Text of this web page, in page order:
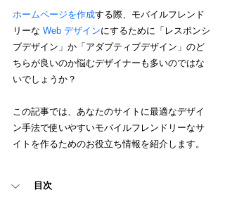
ホームページを作成する際、モバイルフレンド
リーな Web デザインにするために「レスポンシ
ブデザイン」か「アダプティブデザイン」のど
ちらが良いのか悩むデザイナーも多いのではな
いでしょうか？
この記事では、あなたのサイトに最適なデザイ
ン手法で使いやすいモバイルフレンドリーなサ
イトを作るためのお役立ち情報を紹介します。
目次